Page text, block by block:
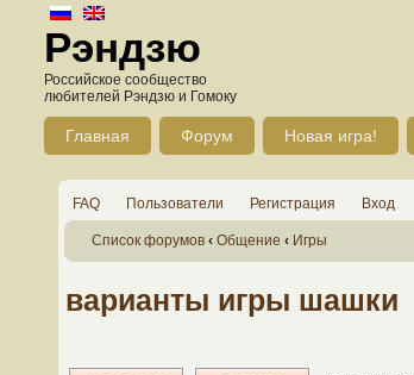
Рэндзю
Российское сообщество
любителей Рэндзю и Гомоку
Главная Форум Новая игра!
FAQ Пользователи Регистрация Вход
Список форумов ‹ Общение ‹ Игры
варианты игры шашки